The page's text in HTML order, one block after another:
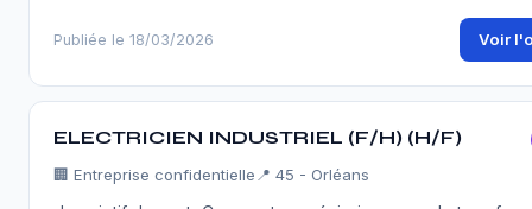
Publiée le 18/03/2026 Voir
ELECTRICIEN INDUSTRIEL (F/H) (H/F)
🏢 Entreprise confidentielle 📍 45 - Orléans